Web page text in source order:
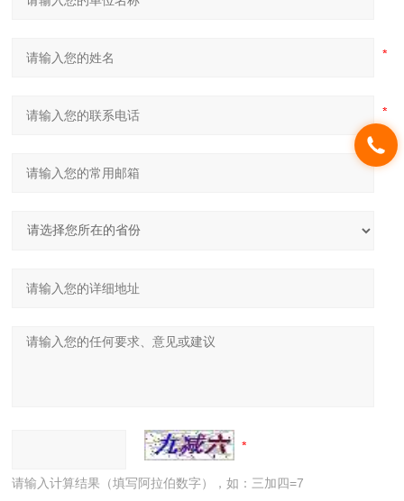
请输入计算结果（填写阿拉伯数字），如：三加四=7